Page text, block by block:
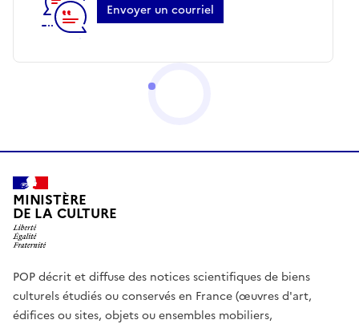
Envoyer un courriel
MINISTÈRE
DE LA CULTURE
POP décrit et diffuse des notices scientifiques de biens
culturels étudiés ou conservés en France (œuvres d'art,
édifices ou sites, objets ou ensembles mobiliers,